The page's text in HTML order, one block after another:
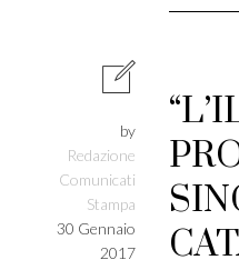
by
Redazione
Comunicati
Stampa
30 Gennaio
2017